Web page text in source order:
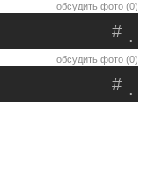
обсудить фото (0)
.
#
обсудить фото (0)
.
#